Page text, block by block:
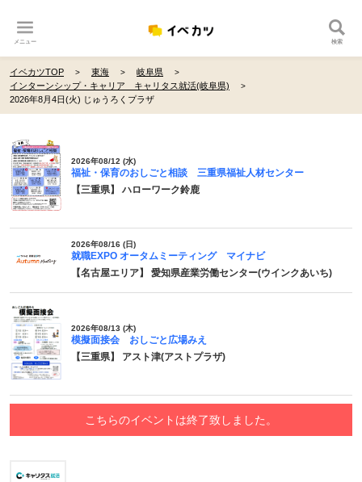
メニュー 検索
イベカツTOP 東海
岐阜県
インターンシップ・キャリア キャリタス就活(岐阜県)
2026年8月4日(火) じゅうろくプラザ
2026年08/12 (水)
福祉・保育のおしごと相談 三重県福祉人材センター
【三重県】 ハローワーク鈴鹿
2026年08/16 (日)
就職EXPO オータムミーティング マイナビ
【名古屋エリア】 愛知県産業労働センター(ウインクあいち)
2026年08/13 (木)
模擬面接会 おしごと広場みえ
【三重県】 アスト津(アストプラザ)
こちらのイベントは終了致しました。